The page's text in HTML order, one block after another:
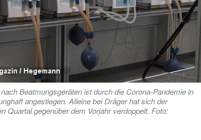
Beatmungsgeräten ist durch die Corona-Pandemie in
angestiegen. Alleine bei Dräger hat sich der
Quartal gegenüber dem Vorjahr verdoppelt. Foto: